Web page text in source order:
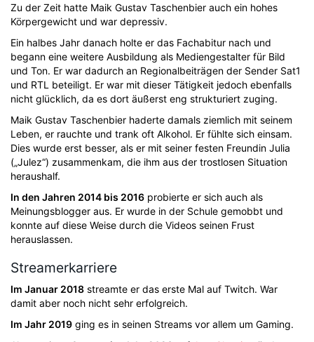
Zu der Zeit hatte Maik Gustav Taschenbier auch ein hohes
Körpergewicht und war depressiv.
Ein halbes Jahr danach holte er das Fachabitur nach und
begann eine weitere Ausbildung als Mediengestalter für Bild
und Ton. Er war dadurch an Regionalbeiträgen der Sender Sat1
und RTL beteiligt. Er war mit dieser Tätigkeit jedoch ebenfalls
nicht glücklich, da es dort äußerst eng strukturiert zuging.
Maik Gustav Taschenbier haderte damals ziemlich mit seinem
Leben, er rauchte und trank oft Alkohol. Er fühlte sich einsam.
Dies wurde erst besser, als er mit seiner festen Freundin Julia
(„Julez“) zusammenkam, die ihm aus der trostlosen Situation
heraushalf.
In den Jahren 2014 bis 2016 probierte er sich auch als
Meinungsblogger aus. Er wurde in der Schule gemobbt und
konnte auf diese Weise durch die Videos seinen Frust
herauslassen.
Streamerkarriere
Im Januar 2018 streamte er das erste Mal auf Twitch. War
damit aber noch nicht sehr erfolgreich.
Im Jahr 2019 ging es in seinen Streams vor allem um Gaming.